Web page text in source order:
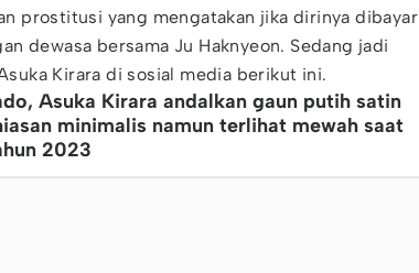
prostitusi yang mengatakan jika dirinya dibayar
dewasa bersama Ju Haknyeon. Sedang jadi
Kirara di sosial media berikut ini.
Asuka Kirara andalkan gaun putih satin
minimalis namun terlihat mewah saat
2023